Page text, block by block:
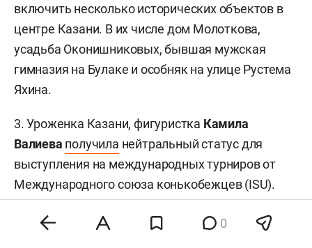
включить несколько исторических объектов в
центре Казани. В их числе дом Молоткова,
усадьба Оконишниковых, бывшая мужская
гимназия на Булаке и особняк на улице Рустема
Яхина.
3. Уроженка Казани, фигуристка Камила
Валиева получила нейтральный статус для
выступления на международных турниров от
Международного союза конькобежцев (ISU).
Такой же статус получилиАлександра Игнатова
(Трусова)
участники Олимпиады-2026
Петр
0